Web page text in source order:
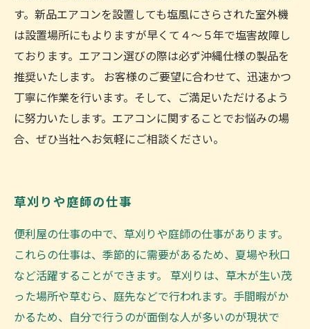
す。新品エアコンを設置しても塩風にさらされた室外機
は設置場所にもよりますが早くて４～５年で塩害故障し
ております。エアコン選びの際は必ず沖縄仕様の製品を
推奨いたします。 お客様のご要望に合わせて、迅速かつ
丁寧に作業を行います。そして、ご満足いただけるよう
に努力いたします。エアコンに関することでお悩みの場
合、ぜひ当社へお気軽にご相談ください。
草刈りや庭師の仕事
便利屋の仕事の中で、草刈りや庭師の仕事があります。
これらの仕事は、季節的に需要があるため、夏場や秋口
など活躍することができます。 草刈りは、草木が生い茂
った場所や草むら、庭先などで行われます。手間暇がか
かるため、自分で行うのが面倒な人が多いのが現状で